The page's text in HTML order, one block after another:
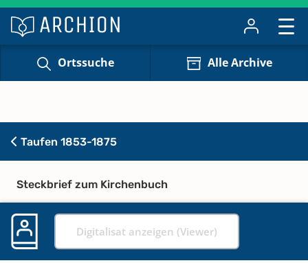
Ortssuche Alle Archive
Taufen 1853-1875
Steckbrief zum Kirchenbuch
Digitalisat anzeigen (Viewer)